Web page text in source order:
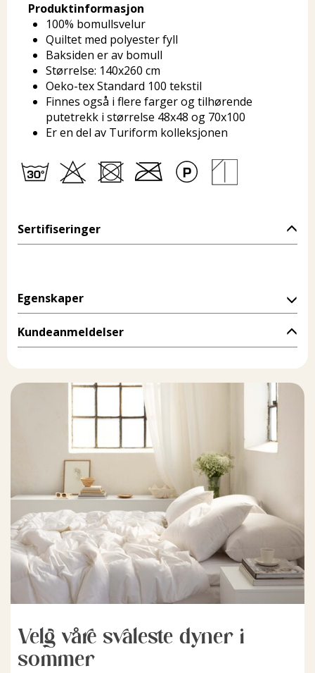
Produktinformasjon
100% bomullsvelur
Quiltet med polyester fyll
Baksiden er av bomull
Størrelse: 140x260 cm
Oeko-tex Standard 100 tekstil
Finnes også i flere farger og tilhørende
putetrekk i størrelse 48x48 og 70x100
Er en del av Turiform kolleksjonen
Sertifiseringer
Egenskaper
Kundeanmeldelser
Velg våre svaleste dyner i
sommer